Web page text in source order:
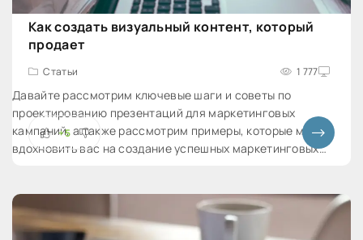
Как создать визуальный контент, который
продает
Статьи 1 777
Давайте рассмотрим ключевые шаги и советы по
проектированию презентаций для маркетинговых
кампаний, а также рассмотрим примеры, которые могут
вдохновить вас на создание успешных маркетинговых
+5